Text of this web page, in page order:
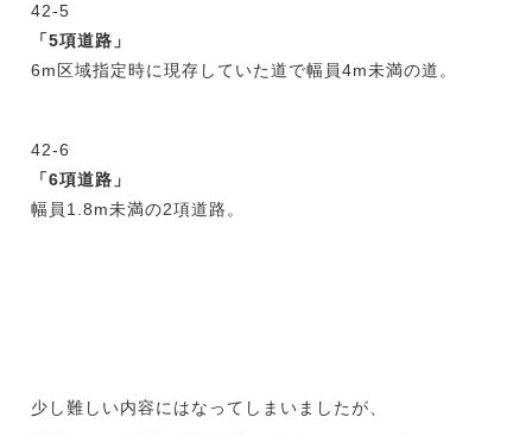
42-5
「5項道路」
6m区域指定時に現存していた道で幅員4m未満の道。
42-6
「6項道路」
幅員1.8m未満の2項道路。
少し難しい内容にはなってしまいましたが、